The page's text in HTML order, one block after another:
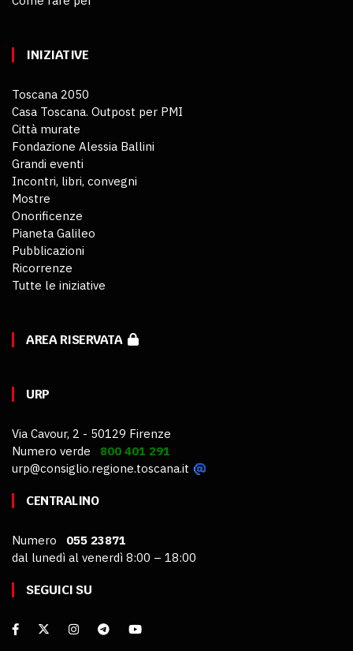
INIZIATIVE
Toscana 2050
Casa Toscana. Outpost per PMI
Città murate
Fondazione Alessia Ballini
Grandi eventi
Incontri, libri, convegni
Mostre
Onorificenze
Pianeta Galileo
Pubblicazioni
Ricorrenze
Tutte le iniziative
AREA RISERVATA
URP
Via Cavour, 2 - 50129 Firenze
Numero verde 800 401 291
urp@consiglio.regione.toscana.it
CENTRALINO
Numero 055 23871
dal lunedì al venerdì 8:00 – 18:00
SEGUICI SU